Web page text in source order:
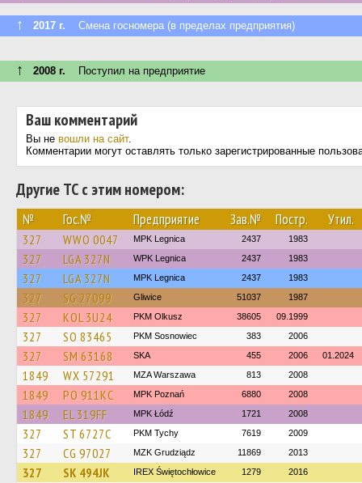
↑ 2017 г. Смена госномера (в пределах предприятия)
↑ 2008 г. Поступил на предприятие
Ваш комментарий
Вы не вошли на сайт.
Комментарии могут оставлять только зарегистрированные
Другие ТС с этим номером:
№ Гос.№ Предприятие Зав.№ Постр. Утил.
327 WWO 0047 MPK Legnica 2437 1983
327 LGA 327N WPK Legnica 2437 1983
327 LGA 327N MPK Legnica 2437 1983
327 SG 27099 Gliwice 51037 1987
327 KOL 3U24 PKM Olkusz 38605 09.1999
327 SO 83465 PKM Sosnowiec 383 2006
327 SM 63168 SKA 455 2006 01.2024
1849 WX 57291 MZA Warszawa 813 2008
1849 PO 911KC MPK Poznań 6880 2008
1849 EL 319FF MPK Łódź 1721 2008
327 ST 6727C PKM Tychy 7619 2009
327 CG 97027 MZK Grudziądz 11869 2013
327 SK 494JK IREX Świętochłowice 1279 2016